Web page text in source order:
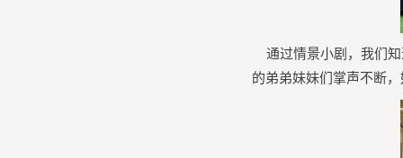
通过情景小剧，我们知
的弟弟妹妹们掌声不断